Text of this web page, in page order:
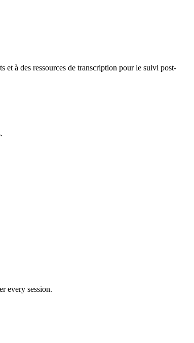
et à des ressources de transcription pour le suivi post-
every session.